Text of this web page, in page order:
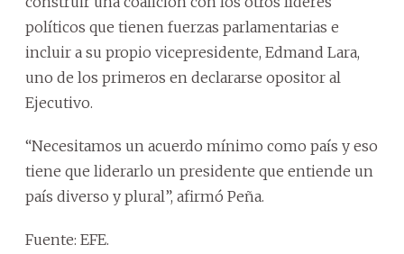
políticos que tienen fuerzas parlamentarias e
incluir a su propio vicepresidente, Edmand Lara,
uno de los primeros en declararse opositor al
Ejecutivo.
“Necesitamos un acuerdo mínimo como país y eso
tiene que liderarlo un presidente que entiende un
país diverso y plural”, afirmó Peña.
Fuente: EFE.